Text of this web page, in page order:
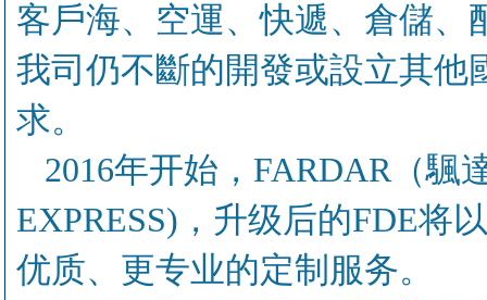
客戶海、空運、快遞、倉儲、
我司仍不斷的開發或設立其他
求。
2016年开始，FARDAR（颿
EXPRESS)，升级后的FDE将
优质、更专业的定制服务。